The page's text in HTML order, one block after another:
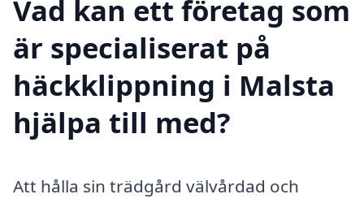
Vad kan ett företag som
är specialiserat på
häckklippning i Malsta
hjälpa till med?
Att hålla sin trädgård välvårdad och